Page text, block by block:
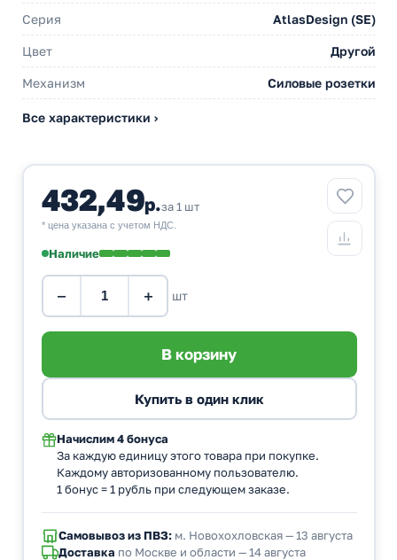
Серия AtlasDesign (SE)
Цвет Другой
Механизм Силовые розетки
Все характеристики ›
432,49р.за 1 шт
* цена указана с учетом НДС.
Наличие
− + шт
Начислим 4 бонуса
За каждую единицу этого товара при покупке.
Каждому авторизованному пользователю.
1 бонус = 1 рубль при следующем заказе.
Самовывоз из ПВЗ:м. Новохохловская — 13 августа
Доставка по Москве и области — 14 августа